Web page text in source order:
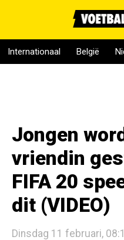
Internationaal België
Jongen
vriendin
FIFA 20
dit (VIDEO)
Dinsdag 11 februari,